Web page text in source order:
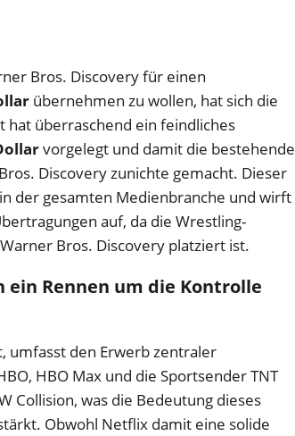
Bros. Discovery für einen
übernehmen zu wollen, hat sich die
hat überraschend ein feindliches
vorgelegt und damit die bestehende
Discovery zunichte gemacht. Dieser
der gesamten Medienbranche und wirft
auf, da die Wrestling-
Bros. Discovery platziert ist.
Rennen um die Kontrolle
umfasst den Erwerb zentraler
HBO Max und die Sportsender TNT
Collision, was die Bedeutung dieses
Obwohl Netflix damit eine solide